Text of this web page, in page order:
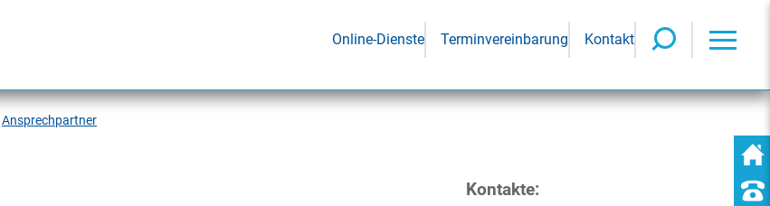
Online-Dienste Terminvereinbarung Kontakt
Ansprechpartner
Kontakte: